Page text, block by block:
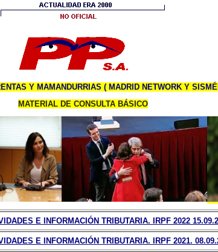
Y MAMANDURRIAS ( MADRID NETWORK Y
MATERIAL DE CONSULTA BÁSICO
E INFORMACIÓN TRIBUTARIA. IRPF 2022
E INFORMACIÓN TRIBUTARIA. IRPF 2021.